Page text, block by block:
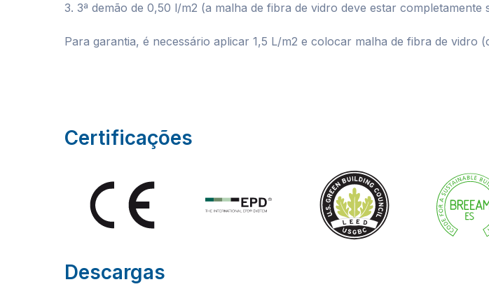
3. 3ª demão de 0,50 l/m2 (a malha de fibra de vidro deve estar completamente
Para garantia, é necessário aplicar 1,5 L/m2 e colocar malha de fibra de vidro
Certificações
Descargas